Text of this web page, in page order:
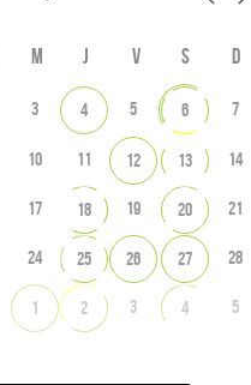
M J V S D
3 4 5 6 7
10 11 12 13 14
17 18 19 20 21
24 25 26 27 28
1 2 3 4 5